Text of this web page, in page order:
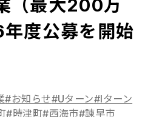
（最大200万
度公募を開始
#お知らせ#Uターン#Iターン
#時津町#西海市#諫早市